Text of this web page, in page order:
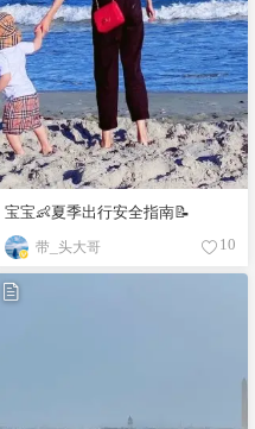
宝宝👶夏季出行安全指南📝
带_头大哥 10